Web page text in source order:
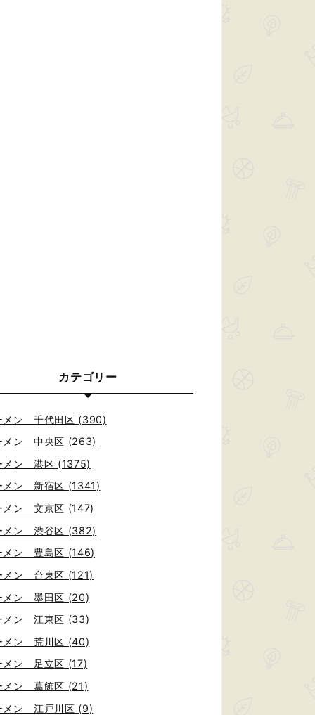
カテゴリー
メン 千代田区 (390)
メン 中央区 (263)
メン 港区 (1375)
メン 新宿区 (1341)
メン 文京区 (147)
メン 渋谷区 (382)
メン 豊島区 (146)
メン 台東区 (121)
メン 墨田区 (20)
メン 江東区 (33)
メン 荒川区 (40)
メン 足立区 (17)
メン 葛飾区 (21)
メン 江戸川区 (9)